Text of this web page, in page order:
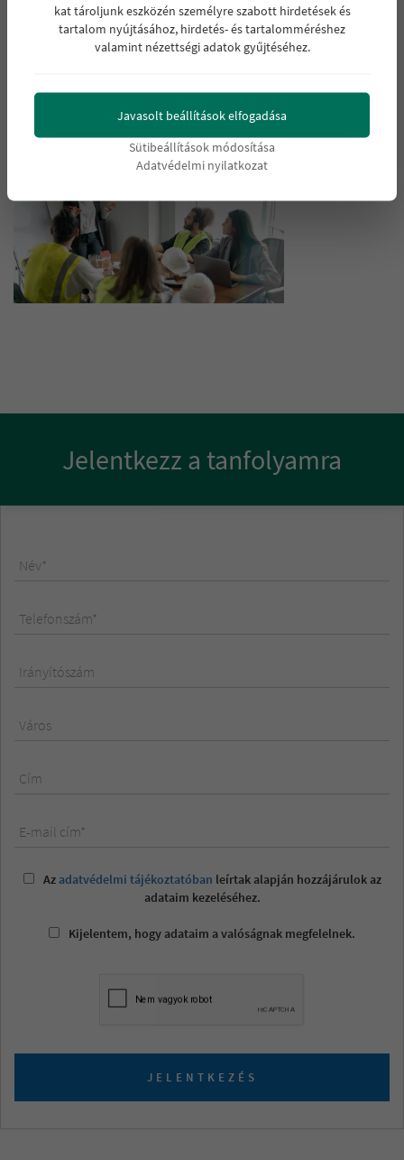
Hívj most!
+36-52/425-794
forbamail@gmail.com
Jelentkezz a tanfolyamra
Név*
Telefonszám*
Irányítószám
Város
Cím
E-mail cím*
Az adatvédelmi tájékoztatóban leírtak alapján hozzájárulok az
adataim kezeléséhez.
Kijelentem, hogy adataim a valóságnak megfelelnek.
JELENTKEZÉS
kat tároljunk eszközén személyre szabott hirdetések és
tartalom nyújtásához, hirdetés- és tartalomméréshez
valamint nézettségi adatok gyűjtéséhez.
Javasolt beállítások elfogadása
Sütibeállítások módosítása
Adatvédelmi nyilatkozat